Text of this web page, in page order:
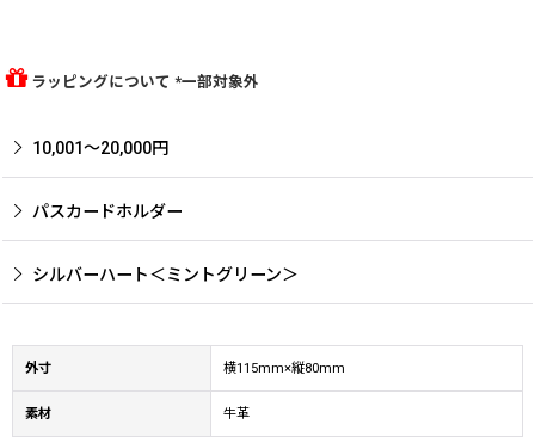
ラッピングについて *一部対象外
10,001〜20,000円
パスカードホルダー
シルバーハート＜ミントグリーン＞
外寸 横115mm×縦80mm
素材 牛革